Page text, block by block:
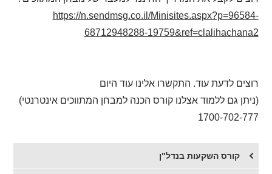
https://n.sendmsg.co.il/Minisites.aspx?p=96584-
68712948288-19759&ref=clalihachana2
רוצים לדעת עוד. התקשרו אלינו עוד היום
(ניתן גם ללמוד אצלנו קורס הכנה למבחן המתווכים אינטרנטי)
1700-702-777
קורס השקעות בנדל"ן